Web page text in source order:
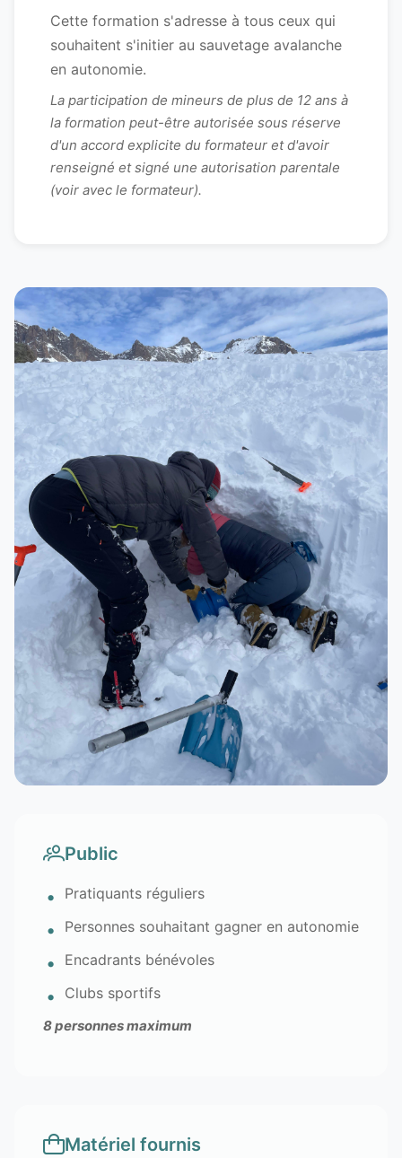
Cette formation s'adresse à tous ceux qui
souhaitent s'initier au sauvetage avalanche
en autonomie.
La participation de mineurs de plus de 12 ans à
la formation peut-être autorisée sous réserve
d'un accord explicite du formateur et d'avoir
renseigné et signé une autorisation parentale
(voir avec le formateur).
Public
Pratiquants réguliers
Personnes souhaitant gagner en autonomie
Encadrants bénévoles
Clubs sportifs
8 personnes maximum
Matériel fournis